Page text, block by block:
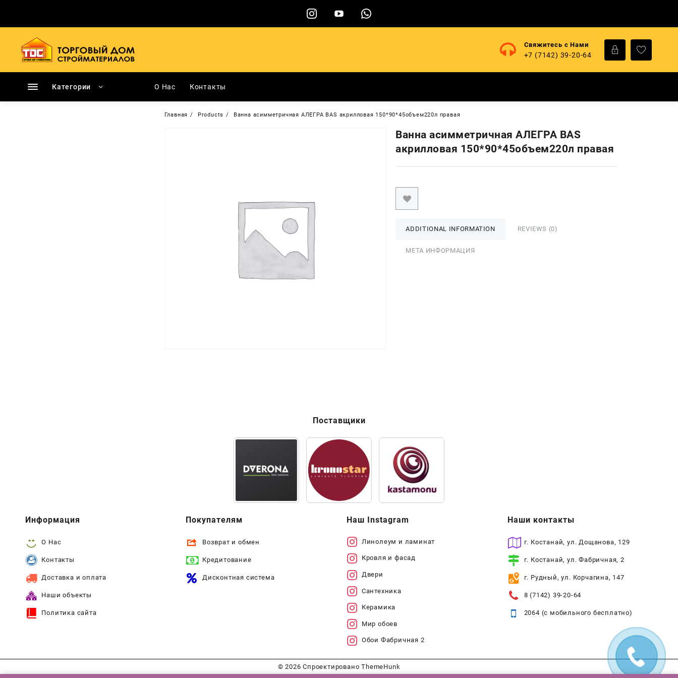
содержимому
Свяжитесь с Нами
+7 (7142) 39-20-64
Категории О Нас Контакты
Главная Products Ванна асимметричная АЛЕГРА BAS акрилловая 150*90*45объем220л правая
Ванна асимметричная АЛЕГРА BAS
акрилловая 150*90*45объем220л правая
ADDITIONAL INFORMATION REVIEWS (0)
МЕТА ИНФОРМАЦИЯ
Поставщики
Информация
О Нас
Контакты
Доставка и оплата
Наши объекты
Политика сайта
Покупателям
Возврат и обмен
Кредитование
Дисконтная система
Наш Instagram
Линолеум и ламинат
Кровля и фасад
Двери
Сантехника
Керамика
Мир обоев
Обои Фабричная 2
Наши контакты
г. Костанай, ул. Дощанова, 129
г. Костанай, ул. Фабричная, 2
г. Рудный, ул. Корчагина, 147
8 (7142) 39-20-64
2064 (с мобильного бесплатно)
© 2026Спроектировано ThemeHunk